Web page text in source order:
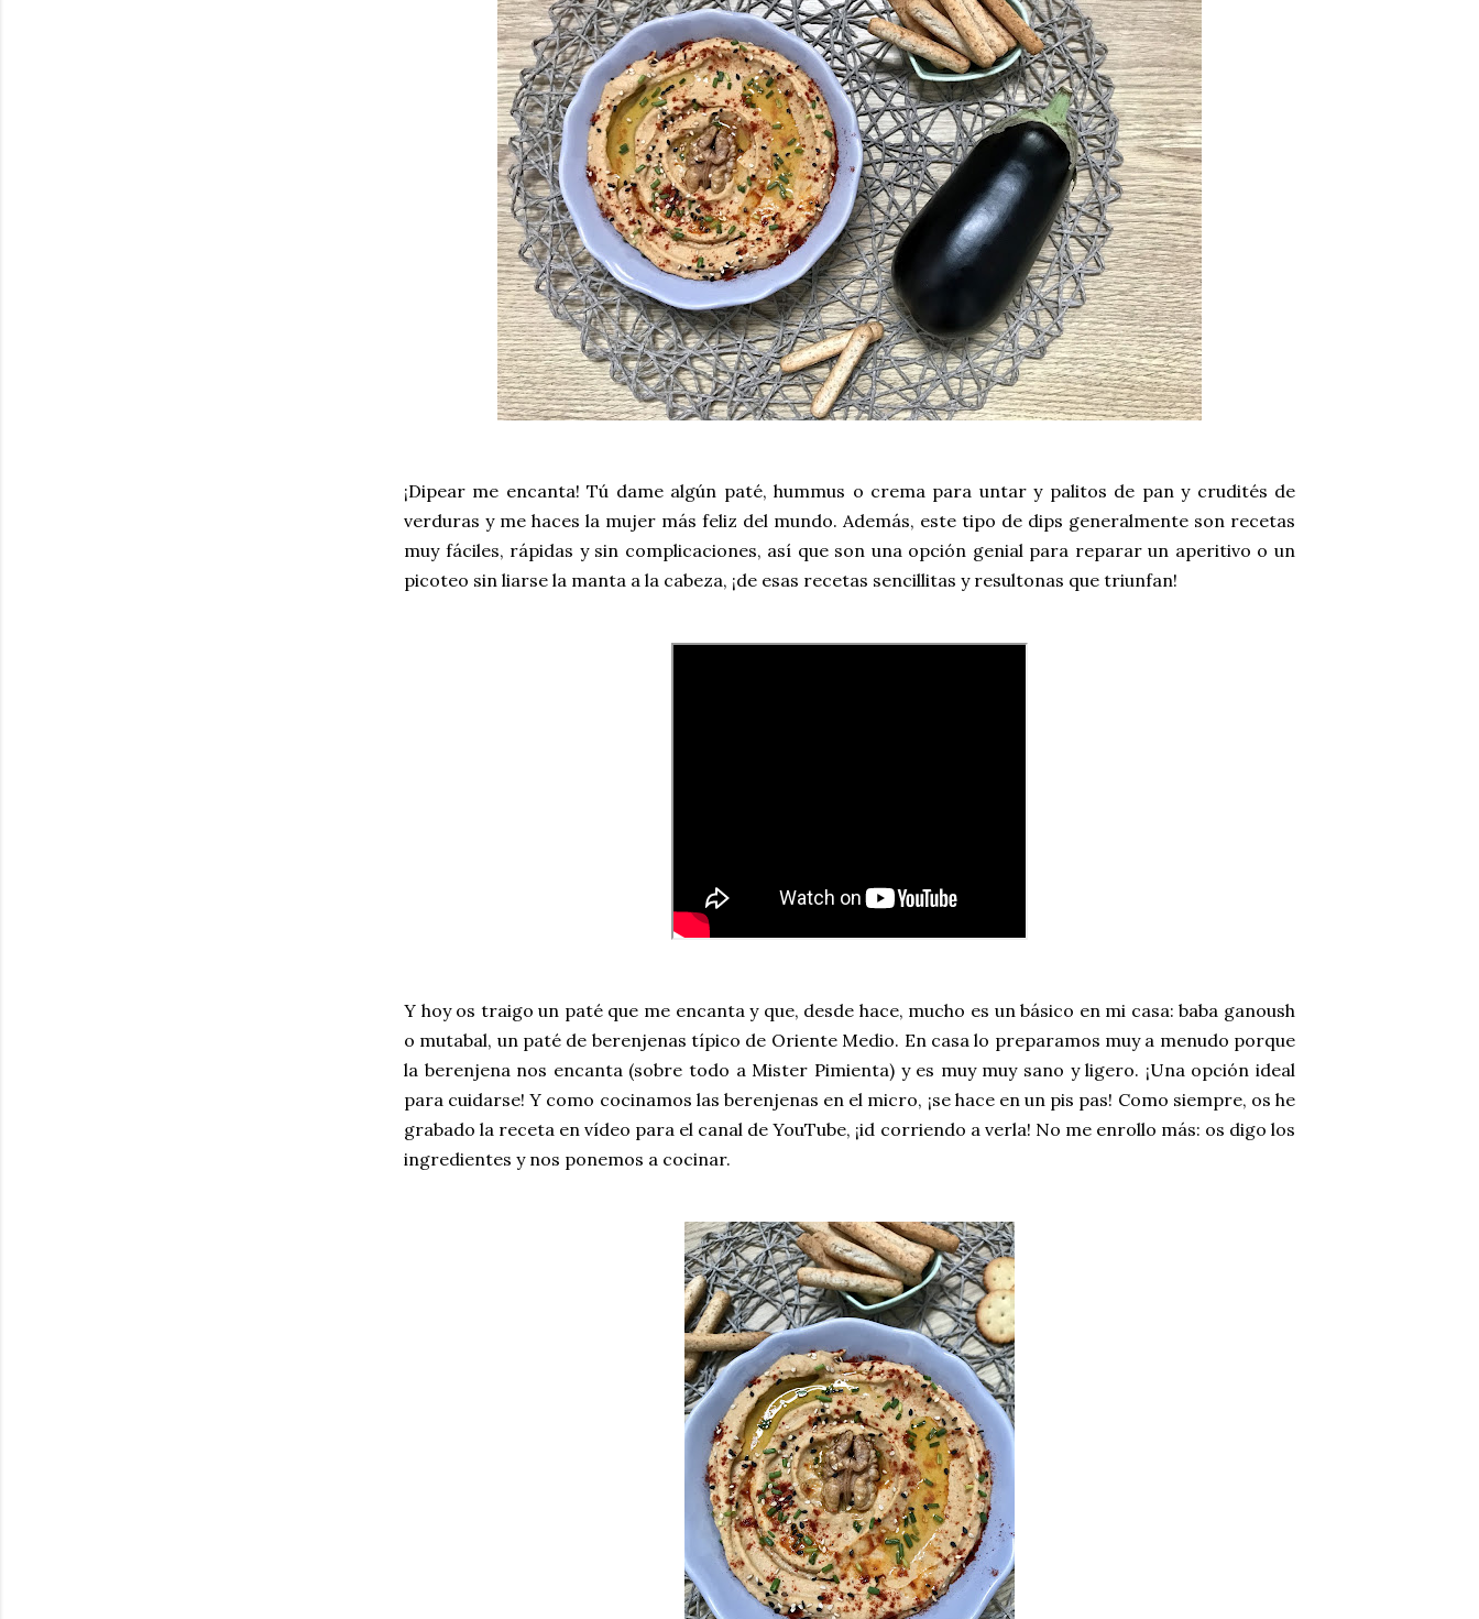
¡Dipear me encanta! Tú dame algún paté, hummus o crema para untar y palitos de pan y crudités de
verduras y me haces la mujer más feliz del mundo. Además, este tipo de dips generalmente son recetas
muy fáciles, rápidas y sin complicaciones, así que son una opción genial para reparar un aperitivo o un
picoteo sin liarse la manta a la cabeza, ¡de esas recetas sencillitas y resultonas que triunfan!
Y hoy os traigo un paté que me encanta y que, desde hace, mucho es un básico en mi casa: baba ganoush
o mutabal, un paté de berenjenas típico de Oriente Medio. En casa lo preparamos muy a menudo porque
la berenjena nos encanta (sobre todo a Mister Pimienta) y es muy muy sano y ligero. ¡Una opción ideal
para cuidarse! Y como cocinamos las berenjenas en el micro, ¡se hace en un pis pas! Como siempre, os he
grabado la receta en vídeo para el canal de YouTube, ¡id corriendo a verla! No me enrollo más: os digo los
ingredientes y nos ponemos a cocinar.